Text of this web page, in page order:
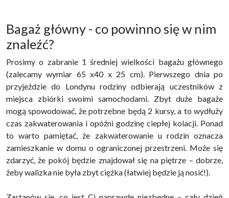
Bagaż główny - co powinno się w nim
znaleźć?
Prosimy o zabranie 1 średniej wielkości bagażu głównego
(zalecamy wymiar 65 x40 x 25 cm). Pierwszego dnia po
przyjeździe do Londynu rodziny odbierają uczestników z
miejsca zbiórki swoimi samochodami. Zbyt duże bagaże
mogą spowodować, że potrzebne będą 2 kursy, a to wydłuży
czas zakwaterowania i opóźni godzinę ciepłej kolacji. Ponad
to warto pamiętać, że zakwaterowanie u rodzin oznacza
zamieszkanie w domu o ograniczonej przestrzeni. Może się
zdarzyć, że pokój będzie znajdował się na piętrze – dobrze,
żeby walizka nie była zbyt ciężka (łatwiej będzie ją nosić!).